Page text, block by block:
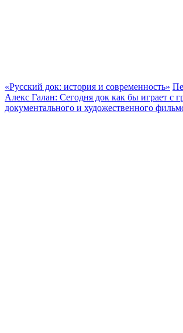
«Русский док: история и современность»
Алекс Галан: Сегодня док как бы играет с
документального и художественного